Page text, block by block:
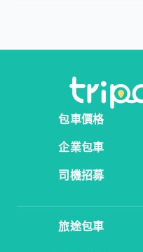
包車價格
企業包車
司機招募
旅途包車